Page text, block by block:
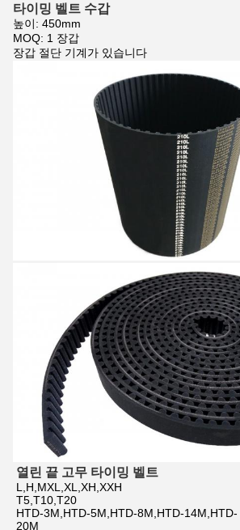
타이밍 벨트 수갑
높이: 450mm
MOQ: 1 장갑
장갑 절단 기계가 있습니다
열린 끝 고무 타이밍 벨트
L,H,MXL,XL,XH,XXH
T5,T10,T20
HTD-3M,HTD-5M,HTD-8M,HTD-14M,HTD-
20M